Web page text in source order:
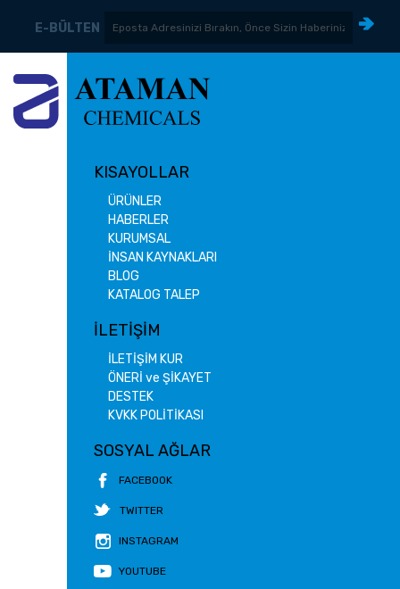
E-BÜLTEN
KISAYOLLAR
ÜRÜNLER
HABERLER
KURUMSAL
İNSAN KAYNAKLARI
BLOG
KATALOG TALEP
İLETİŞİM
İLETİŞİM KUR
ÖNERİ ve ŞİKAYET
DESTEK
KVKK POLİTİKASI
SOSYAL AĞLAR
FACEBOOK
TWITTER
INSTAGRAM
YOUTUBE